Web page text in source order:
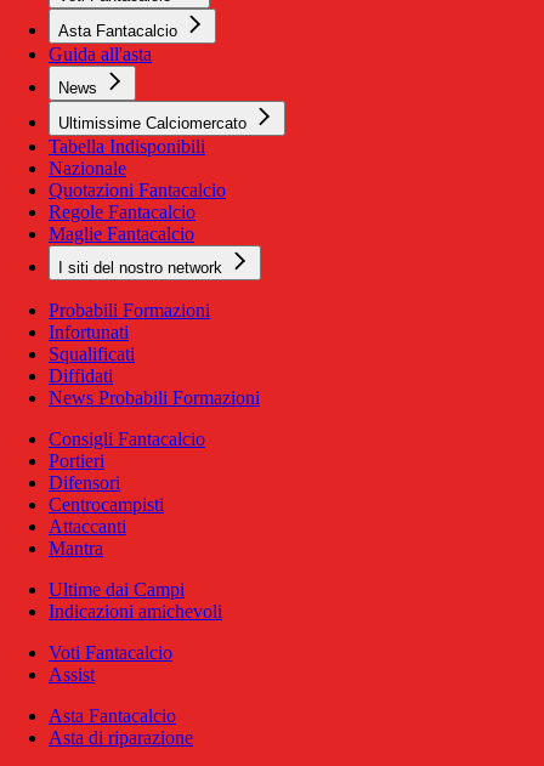
Asta Fantacalcio
Guida all'asta
News
Ultimissime Calciomercato
Tabella Indisponibili
Nazionale
Quotazioni Fantacalcio
Regole Fantacalcio
Maglie Fantacalcio
I siti del nostro network
Probabili Formazioni
Infortunati
Squalificati
Diffidati
News Probabili Formazioni
Consigli Fantacalcio
Portieri
Difensori
Centrocampisti
Attaccanti
Mantra
Ultime dai Campi
Indicazioni amichevoli
Voti Fantacalcio
Assist
Asta Fantacalcio
Asta di riparazione